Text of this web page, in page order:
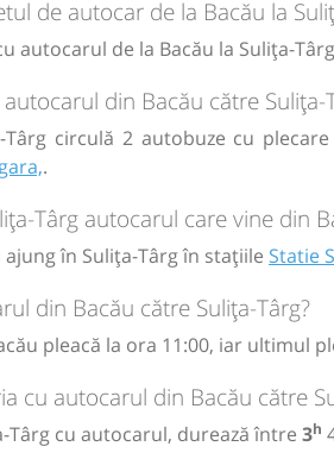
Sulita Targ
Zile de circulație:
bilet
07/2026
08/2026
de autocar de la Bacău la
autocarul de la Bacău la Sulița-
din Bacău către Sulița-
Târg circulă 2 autobuze cu
.
Târg autocarul care vine din
în Sulița-Târg în stațiile Statie
din Bacău către Sulița-Târg?
pleacă la ora 11:00, iar ultimul
cu autocarul din Bacău către
Târg cu autocarul, durează între 3h